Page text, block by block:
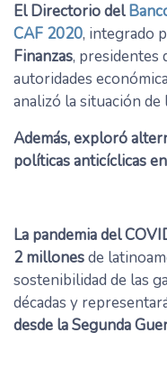
El Directorio del
CAF 2020, integrado
Finanzas, presidentes
autoridades
analizó la situación de
Además, exploró
políticas anticíclicas
La pandemia del
2 millonesde
sostenibilidad de las
décadas y
desde la Segunda